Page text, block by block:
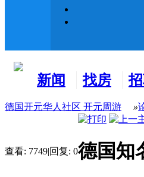
新闻
找房
德国开元华人社区 开元周游 »
查看: 7749|回复: 0德国知